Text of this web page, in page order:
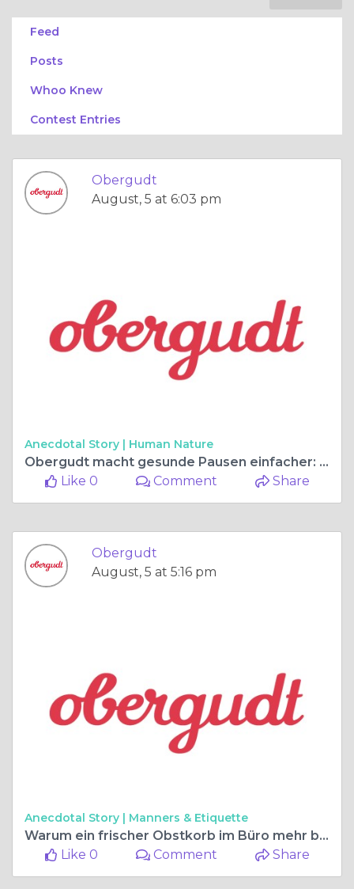
Feed
Posts
Whoo Knew
Contest Entries
Obergudt
August, 5 at 6:03 pm
Anecdotal Story | Human Nature
Obergudt macht gesunde Pausen einfacher: Frische Obstlieferung für Berliner Unternehmen
Like 0
Comment Share
Obergudt
August, 5 at 5:16 pm
Anecdotal Story | Manners & Etiquette
Warum ein frischer Obstkorb im Büro mehr bewirkt als nur gesunde Snacks
Like 0
Comment Share